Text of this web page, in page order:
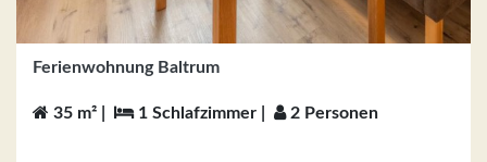
Ferienwohnung Baltrum
35 m² | 1 Schlafzimmer | 2 Personen